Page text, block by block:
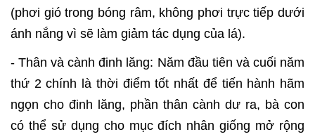
(phơi gió trong bóng râm, không phơi trực tiếp dưới
ánh nắng vì sẽ làm giảm tác dụng của lá).
- Thân và cành đinh lăng: Năm đầu tiên và cuối năm
thứ 2 chính là thời điểm tốt nhất để tiến hành hãm
ngọn cho đinh lăng, phần thân cành dư ra, bà con
có thể sử dụng cho mục đích nhân giống mở rộng